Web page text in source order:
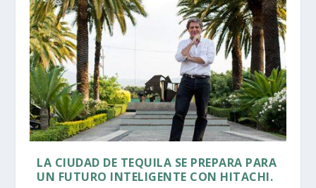
LA CIUDAD DE TEQUILA SE PREPARA PARA
UN FUTURO INTELIGENTE CON HITACHI.